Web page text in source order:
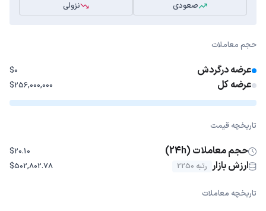
صعودی
نزولی
حجم معاملات
عرضه درگردش $0
عرضه کل $256,000,000
تاریخچه قیمت
حجم معاملات (24h) $20.10
ارزش بازار رتبه 2250 $502,802.78
تاریخچه معاملات